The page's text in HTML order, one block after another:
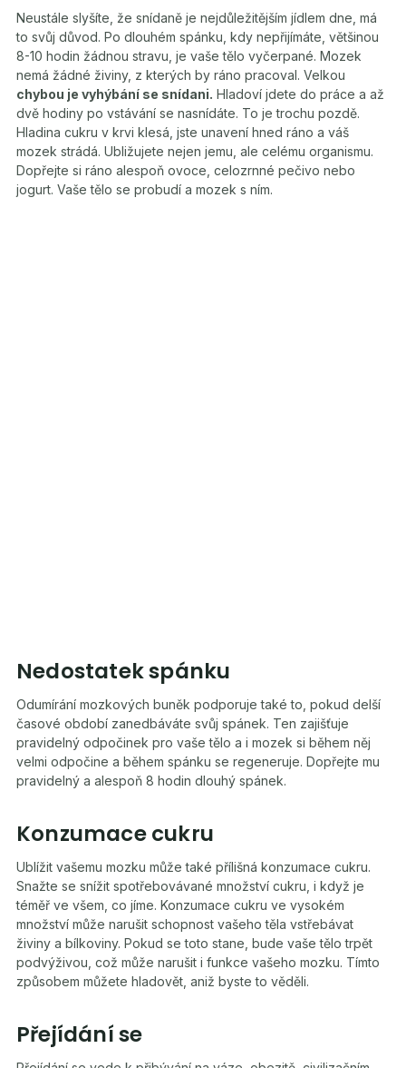
Neustále slyšíte, že snídaně je nejdůležitějším jídlem dne, má
to svůj důvod. Po dlouhém spánku, kdy nepřijímáte, většinou
8-10 hodin žádnou stravu, je vaše tělo vyčerpané. Mozek
nemá žádné živiny, z kterých by ráno pracoval. Velkou
chybou je vyhýbání se snídani. Hladoví jdete do práce a až
dvě hodiny po vstávání se nasnídáte. To je trochu pozdě.
Hladina cukru v krvi klesá, jste unavení hned ráno a váš
mozek strádá. Ubližujete nejen jemu, ale celému organismu.
Dopřejte si ráno alespoň ovoce, celozrnné pečivo nebo
jogurt. Vaše tělo se probudí a mozek s ním.
Nedostatek spánku
Odumírání mozkových buněk podporuje také to, pokud delší
časové období zanedbáváte svůj spánek. Ten zajišťuje
pravidelný odpočinek pro vaše tělo a i mozek si během něj
velmi odpočine a během spánku se regeneruje. Dopřejte mu
pravidelný a alespoň 8 hodin dlouhý spánek.
Konzumace cukru
Ublížit vašemu mozku může také přílišná konzumace cukru.
Snažte se snížit spotřebovávané množství cukru, i když je
téměř ve všem, co jíme. Konzumace cukru ve vysokém
množství může narušit schopnost vašeho těla vstřebávat
živiny a bílkoviny. Pokud se toto stane, bude vaše tělo trpět
podvýživou, což může narušit i funkce vašeho mozku. Tímto
způsobem můžete hladovět, aniž byste to věděli.
Přejídání se